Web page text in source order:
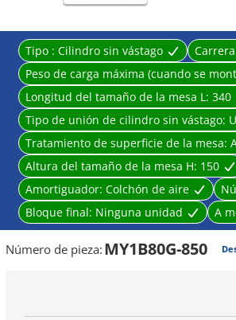
Tipo : Cilindro sin vástago
Peso de carga máxima (cuando se
Longitud del tamaño de la mesa L: 340
Tipo de unión de cilindro sin vástago:
Tratamiento de superficie de la mesa:
Altura del tamaño de la mesa H: 150
Amortiguador: Colchón de aire
Bloque final: Ninguna unidad A
Número de pieza: MY1B80G-850